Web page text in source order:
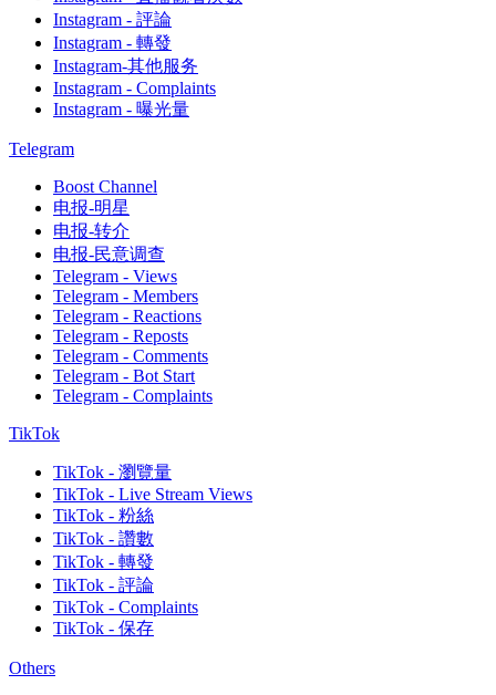
Instagram - 評論
Instagram - 轉發
Instagram-其他服务
Instagram - Complaints
Instagram - 曝光量
Telegram
Boost Channel
电报-明星
电报-转介
电报-民意调查
Telegram - Views
Telegram - Members
Telegram - Reactions
Telegram - Reposts
Telegram - Comments
Telegram - Bot Start
Telegram - Complaints
TikTok
TikTok - 瀏覽量
TikTok - Live Stream Views
TikTok - 粉絲
TikTok - 讚數
TikTok - 轉發
TikTok - 評論
TikTok - Complaints
TikTok - 保存
Others